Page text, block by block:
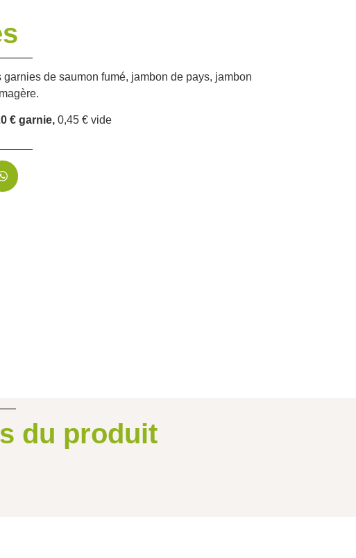
de saumon fumé, jambon de pays, jambon
€ garnie, 0,45 € vide
du produit